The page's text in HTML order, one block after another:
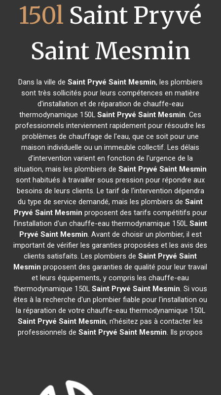
150l Saint Pryvé
Saint Mesmin
Dans la ville de Saint Pryvé Saint Mesmin, les plombiers
sont très sollicités pour leurs compétences en matière
d'installation et de réparation de chauffe-eau
thermodynamique 150LSaint Pryvé Saint Mesmin. Ces
professionnels interviennent rapidement pour résoudre les
problèmes de chauffage de l'eau, que ce soit pour une
maison individuelle ou un immeuble collectif. Les délais
d'intervention varient en fonction de l'urgence de la
situation, mais les plombiers deSaint Pryvé Saint Mesmin
sont habitués à travailler sous pression pour répondre aux
besoins de leurs clients. Le tarif de l'intervention dépendra
du type de service demandé, mais les plombiers deSaint
Pryvé Saint Mesmin proposent des tarifs compétitifs pour
l'installation d'un chauffe-eau thermodynamique 150L Saint
Pryvé Saint Mesmin. Avant de choisir un plombier, il est
important de vérifier les garanties proposées et les avis des
clients satisfaits. Les plombiers deSaint Pryvé Saint
Mesmin proposent des garanties de qualité pour leur travail
et leurs équipements, y compris les chauffe-eau
thermodynamique 150L Saint Pryvé Saint Mesmin. Si vous
êtes à la recherche d'un plombier fiable pour l'installation ou
la réparation de votre chauffe-eau thermodynamique 150L
Saint Pryvé Saint Mesmin, n'hésitez pas à contacter les
professionnels deSaint Pryvé Saint Mesmin. Ils propos